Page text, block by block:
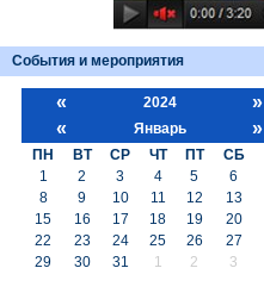
События и мероприятия
« 2024
»
«
Январь »
ПН ВТ СР ЧТ ПТ СБ
1
2 3 4 5 6
8
9 10 11 12 13
15
16 17 18 19 20
22
23 24 25 26 27
29
30 31 1 2 3